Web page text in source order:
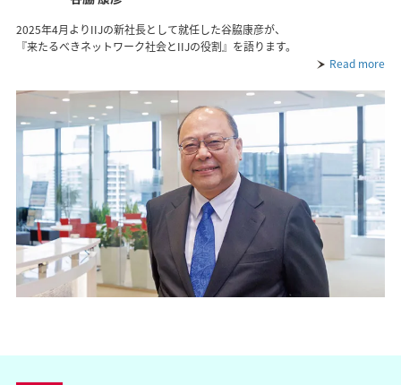
2025年4月よりIIJの新社長として就任した谷脇康彦が、
『来たるべきネットワーク社会とIIJの役割』を語ります。
Read more